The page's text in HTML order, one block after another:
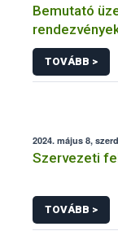
Bemutató
TOVÁBB >
2024. május 8,
Szervezeti
TOVÁBB >